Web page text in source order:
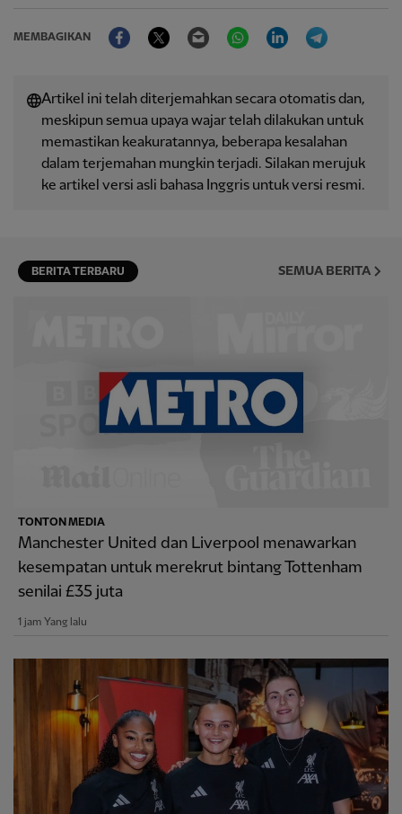
MEMBAGIKAN
FacebookTwitter Email WhatsAppLinkedIn
Artikel ini telah diterjemahkan secara otomatis dan,
meskipun semua upaya wajar telah dilakukan untuk
memastikan keakuratannya, beberapa kesalahan
dalam terjemahan mungkin terjadi. Silakan merujuk
ke artikel versi asli bahasa Inggris untuk versi resmi.
BERITA TERBARU SEMUA BERITA
TONTON MEDIA
Manchester United dan Liverpool menawarkan
kesempatan untuk merekrut bintang Tottenham
senilai £35 juta
1 jam Yang lalu